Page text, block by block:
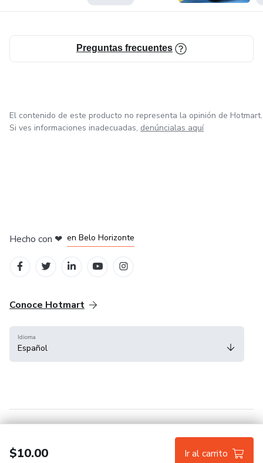
Preguntas frecuentes
$10.00 Ir al carrito
El contenido de este producto no representa la opinión de Hotmart.
Si ves informaciones inadecuadas, denúncialas aquí
Hecho con ❤ en Belo Horizonte
Conoce Hotmart
Idioma
Español